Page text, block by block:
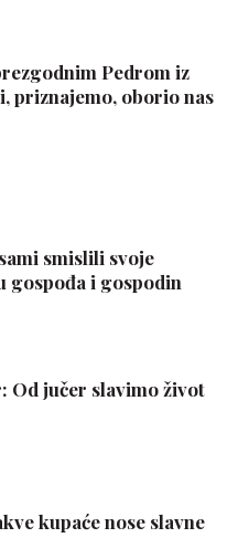
Pedrom iz
priznajemo, oborio nas
smislili svoje
gospođa i gospodin
Od jučer slavimo život
kupaće nose slavne